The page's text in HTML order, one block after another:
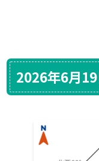
2026年6月